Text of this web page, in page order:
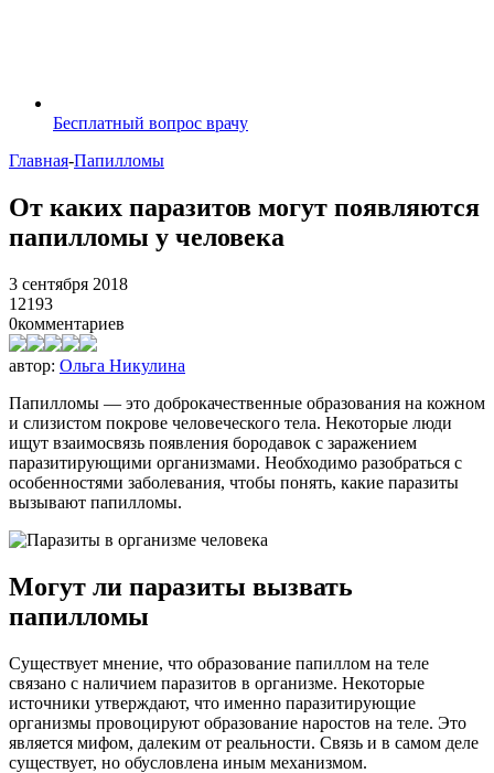
Бесплатный вопрос врачу
Главная-Папилломы
От каких паразитов могут появляются
папилломы у человека
3 сентября 2018
12193
0комментариев
автор: Ольга Никулина
Папилломы — это доброкачественные образования на кожном
и слизистом покрове человеческого тела. Некоторые люди
ищут взаимосвязь появления бородавок с заражением
паразитирующими организмами. Необходимо разобраться с
особенностями заболевания, чтобы понять, какие паразиты
вызывают папилломы.
Могут ли паразиты вызвать
папилломы
Существует мнение, что образование папиллом на теле
связано с наличием паразитов в организме. Некоторые
источники утверждают, что именно паразитирующие
организмы провоцируют образование наростов на теле. Это
является мифом, далеким от реальности. Связь и в самом деле
существует, но обусловлена иным механизмом.